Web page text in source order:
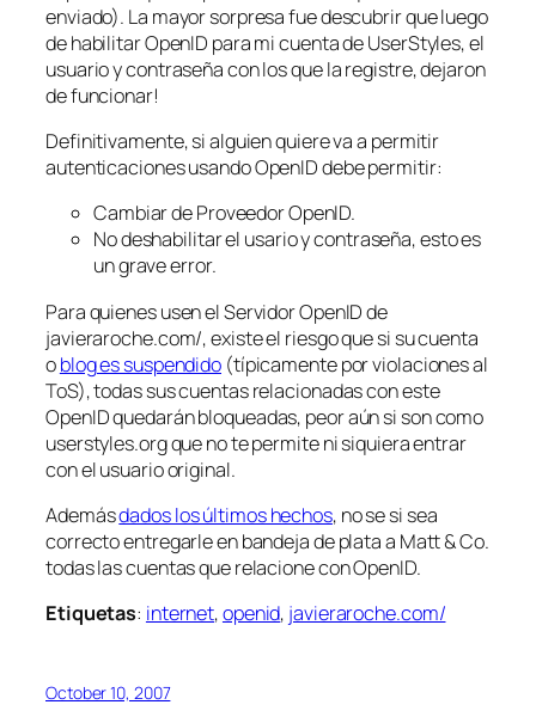
enviado). La mayor sorpresa fue descubrir que luego
de habilitar OpenID para mi cuenta de UserStyles, el
usuario y contraseña con los que la registre, dejaron
de funcionar!
Definitivamente, si alguien quiere va a permitir
autenticaciones usando OpenID debe permitir:
Cambiar de Proveedor OpenID.
No deshabilitar el usario y contraseña, esto es
un grave error.
Para quienes usen el Servidor OpenID de
javieraroche.com/, existe el riesgo que si su cuenta
oblog es suspendido (típicamente por violaciones al
ToS), todas sus cuentas relacionadas con este
OpenID quedarán bloqueadas, peor aún si son como
userstyles.org que no te permite ni siquiera entrar
con el usuario original.
Ademásdados los últimos hechos, no se si sea
correcto entregarle en bandeja de plata a Matt & Co.
todas las cuentas que relacione con OpenID.
Etiquetas: internet,openid, javieraroche.com/
October 10, 2007